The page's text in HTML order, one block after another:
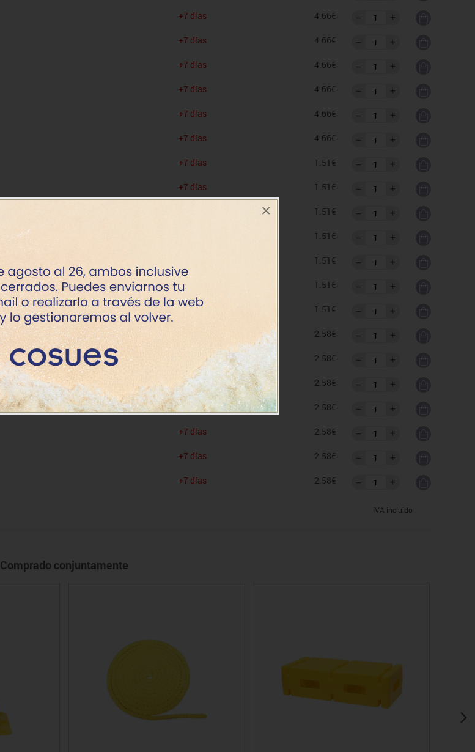
×
+7 días 4.66€
+7 días 4.66€
+7 días 4.66€
+7 días 4.66€
+7 días 4.66€
+7 días 4.66€
+7 días 1.51€
+7 días 1.51€
1.51€
1.51€
1.51€
+7 días 1.51€
+7 días 1.51€
+7 días 2.58€
+7 días 2.58€
+7 días 2.58€
+7 días 2.58€
+7 días 2.58€
+7 días 2.58€
+7 días 2.58€
IVA incluido
Comprado conjuntamente